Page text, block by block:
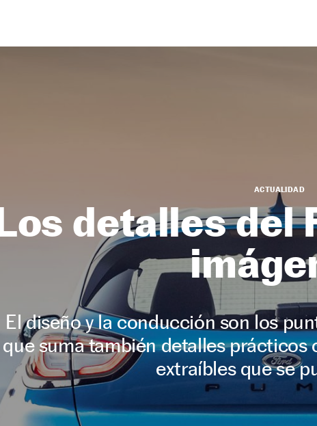
ACTUALIDAD
detalles del
El diseño y la conducción son los
que suma también detalles
extraíbles que se